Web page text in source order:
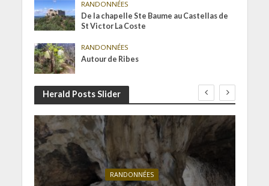
RANDONNÉES
De la chapelle Ste Baume au Castellas de
St Victor La Coste
RANDONNÉES
Autour de Ribes
Herald Posts Slider
RANDONNÉES